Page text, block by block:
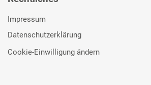
Impressum
Datenschutzerklärung
Cookie-Einwilligung ändern